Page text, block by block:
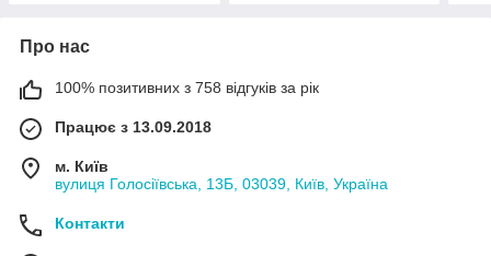
Про нас
100% позитивних з 758 відгуків за рік
Працює з 13.09.2018
м. Київ
вулиця Голосіївська, 13Б, 03039, Київ, Україна
Контакти